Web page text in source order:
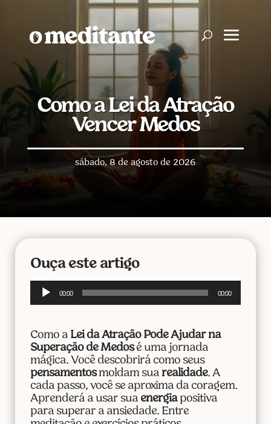
Como a Lei da Atração
Vencer Medos
sábado, 8 de agosto de 2026
Ouça este artigo
Tocador
00:00 00:00
Como a Lei da Atração Pode Ajudar na
Superação de Medosé uma jornada
mágica. Você descobrirá como seus
pensamentosmoldam sua realidade. A
cada passo, você se aproxima da coragem.
Aprenderá a usar sua energiapositiva
para superar a ansiedade. Entre